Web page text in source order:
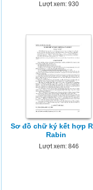
Lượt xem: 930
Sơ đồ chữ ký kết hợp
Rabin
Lượt xem: 846